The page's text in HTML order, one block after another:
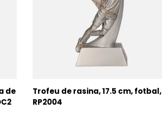
de
Trofeu de rasina, 17.5 cm, fotbal,
RP2004